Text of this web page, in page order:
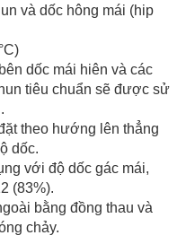
và dốc hông mái (hip
dốc mái hiên và các
tiêu chuẩn sẽ được sử
theo hướng lên thẳng
dốc.
với độ dốc gác mái,
(83%).
bằng đồng thau và
chảy.